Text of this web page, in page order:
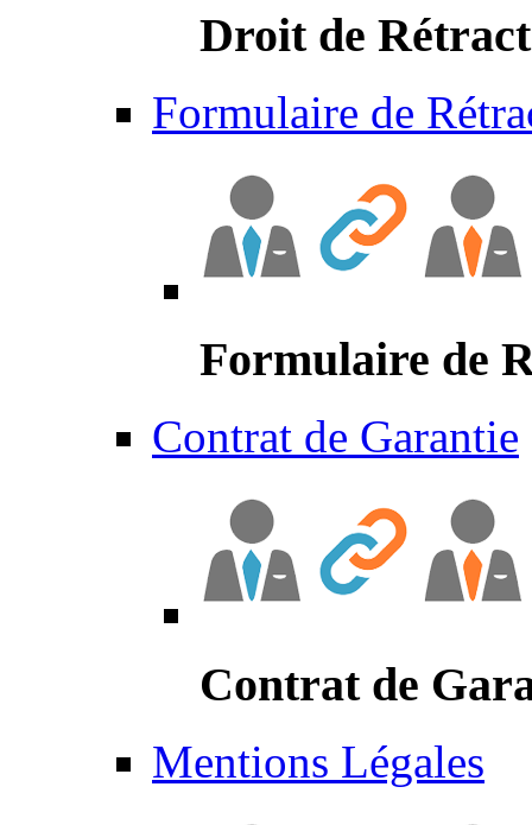
Droit de
Formulaire de
Formulaire de
Contrat de Garantie
Contrat de
Mentions Légales